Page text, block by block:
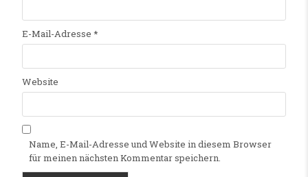
E-Mail-Adresse *
Website
Name, E-Mail-Adresse und Website in diesem Browser
für meinen nächsten Kommentar speichern.